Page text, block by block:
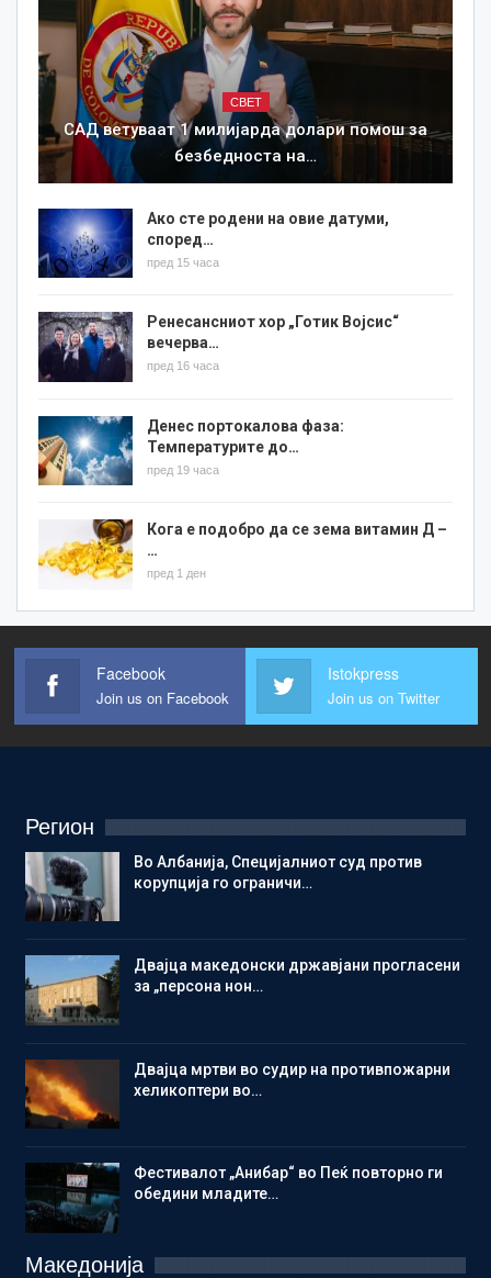
СВЕТ
САД ветуваат 1 милијарда долари помош за
безбедноста на…
Ако сте родени на овие датуми,
според…
пред 15 часа
Ренесансниот хор „Готик Војсис“
вечерва…
пред 16 часа
Денес портокалова фаза:
Температурите до…
пред 19 часа
Кога е подобро да се зема витамин Д –
…
пред 1 ден
Facebook
Join us on Facebook
Istokpress
Join us on Twitter
Регион
Во Албанија, Специјалниот суд против
корупција го ограничи…
Двајца македонски државјани прогласени
за „персона нон…
Двајца мртви во судир на противпожарни
хеликоптери во…
Фестивалот „Анибар“ во Пеќ повторно ги
обедини младите…
Македонија